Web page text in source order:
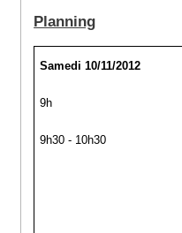
Planning
Samedi 10/11/2012
9h
9h30 - 10h30